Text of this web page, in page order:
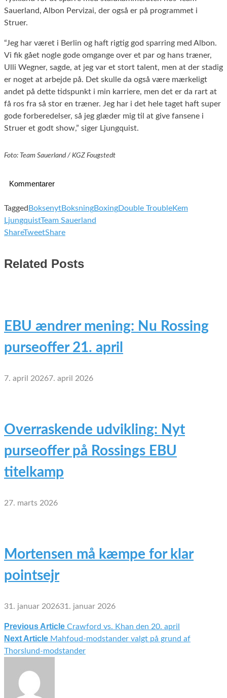
Sauerland, Albon Pervizai, der også er på programmet i
Struer.
“Jeg har været i Berlin og haft rigtig god sparring med Albon.
Vi fik gået nogle gode omgange over et par og hans træner,
Ulli Wegner, sagde, at jeg var et stort talent, men at der stadig
er noget at arbejde på. Det skulle da også være mærkeligt
andet på dette tidspunkt i min karriere, men det er da rart at
få ros fra så stor en træner. Jeg har i det hele taget haft super
gode forberedelser, så jeg glæder mig til at give fansene i
Struer et godt show,” siger Ljungquist.
Foto: Team Sauerland / KGZ Fougstedt
Kommentarer
Tagged BoksenytBoksningBoxingDouble TroubleKem
LjungquistTeam Sauerland
ShareTweetShare
Related Posts
EBU ændrer mening: Nu Rossing
purseoffer 21. april
7. april 20267. april 2026
Overraskende udvikling: Nyt
purseoffer på Rossings EBU
titelkamp
27. marts 2026
Mortensen må kæmpe for klar
pointsejr
31. januar 202631. januar 2026
Indlægsnavigation
Previous Article Crawford vs. Khan den 20. april
Next Article Mahfoud-modstander valgt på grund af
Thorslund-modstander